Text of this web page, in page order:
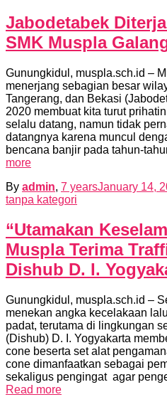
Jabodetabek
SMK Muspla
Gunungkidul, muspla.sch.id –
menerjang sebagian besar
Tangerang, dan Bekasi
2020 membuat kita turut
selalu datang, namun tidak
datangnya karena muncul
bencana banjir pada tahun-
more
By admin, 7 yearsJanuary 14,
tanpa kategori
“Utamakan
Muspla Terima
Dishub D. I.
Gunungkidul, muspla.sch.id –
menekan angka kecelakaan
padat, terutama di lingkungan
(Dishub) D. I. Yogyakarta
cone beserta set alat
cone dimanfaatkan sebagai
sekaligus pengingat agar
Read more